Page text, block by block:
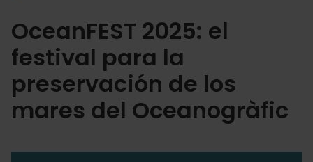
OceanFEST 2025: el
festival para la
preservación de los
mares del Oceanogràfic